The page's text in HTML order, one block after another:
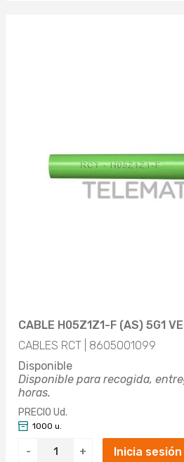
CABLE H05Z1Z1-F (AS) 5G1
CABLES RCT | 8605001099
Disponible
Disponible para recogida,
horas.
PRECIO Ud.
- +
1000 u.
Inicia